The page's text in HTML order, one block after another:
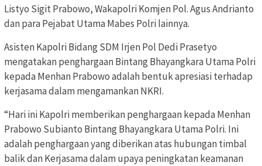
Listyo Sigit Prabowo, Wakapolri Komjen Pol. Agus Andrianto
dan para Pejabat Utama Mabes Polri lainnya.
Asisten Kapolri Bidang SDM Irjen Pol Dedi Prasetyo
mengatakan penghargaan Bintang Bhayangkara Utama Polri
kepada Menhan Prabowo adalah bentuk apresiasi terhadap
kerjasama dalam mengamankan NKRI.
“Hari ini Kapolri memberikan penghargaan kepada Menhan
Prabowo Subianto Bintang Bhayangkara Utama Polri. Ini
adalah penghargaan yang diberikan atas hubungan timbal
balik dan Kerjasama dalam upaya peningkatan keamanan